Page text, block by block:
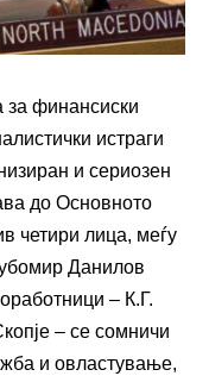
за финансиски
истраги
и сериозен
до Основното
четири лица, меѓу
Данилов
– К.Г.
– се сомничи
и овластување,